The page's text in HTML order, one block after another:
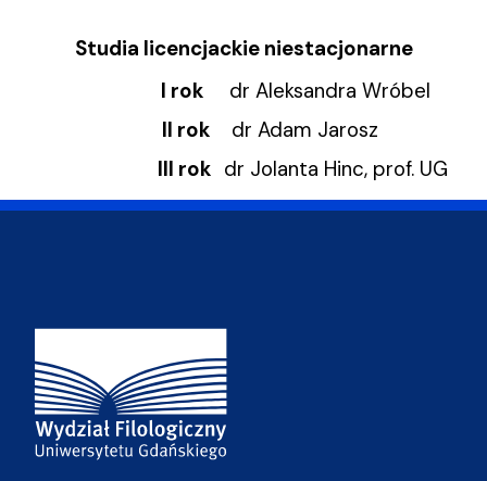
Studia licencjackie niestacjonarne
I rok dr Aleksandra Wróbel
II rok dr Adam Jarosz
III rok dr Jolanta Hinc, prof. UG
Adres Wydziału